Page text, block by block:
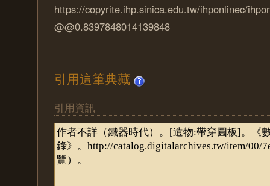
https://copyrite.ihp.sinica.edu.tw/ihponlinec/
@@0.8397848014139848
引用這筆典藏
引用資訊